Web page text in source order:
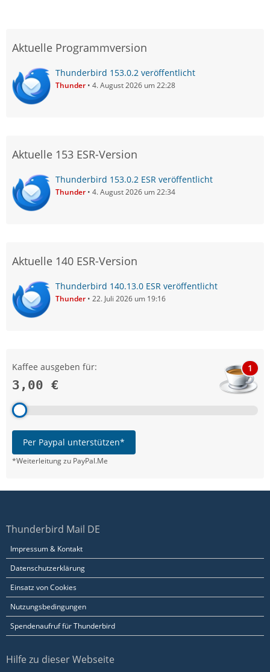
Aktuelle Programmversion
Thunderbird 153.0.2 veröffentlicht
Thunder 4. August 2026 um 22:28
Aktuelle 153 ESR-Version
Thunderbird 153.0.2 ESR veröffentlicht
Thunder 4. August 2026 um 22:34
Aktuelle 140 ESR-Version
Thunderbird 140.13.0 ESR veröffentlicht
Thunder 22. Juli 2026 um 19:16
Kaffee ausgeben für:
3,00 €
1
Per Paypal unterstützen*
*Weiterleitung zu PayPal.Me
Thunderbird Mail DE
Impressum & Kontakt
Datenschutzerklärung
Einsatz von Cookies
Nutzungsbedingungen
Spendenaufruf für Thunderbird
Hilfe zu dieser Webseite